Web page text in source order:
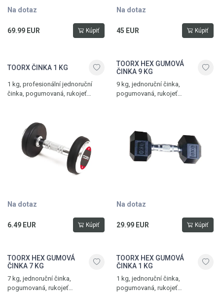
Na dotaz
69.99 EUR Kúpiť
Na dotaz
45 EUR Kúpiť
TOORX ČINKA 1 KG
1 kg, profesionální jednoruční
činka, pogumovaná, rukojeť
Na dotaz
6.49 EUR Kúpiť
TOORX HEX GUMOVÁ
ČINKA 9 KG
9 kg, jednoruční činka,
pogumovaná, rukojeť
Na dotaz
29.99 EUR Kúpiť
TOORX HEX GUMOVÁ
ČINKA 7 KG
7 kg, jednoruční činka,
pogumovaná, rukojeť
TOORX HEX GUMOVÁ
ČINKA 1 KG
1 kg, jednoruční činka,
pogumovaná, rukojeť